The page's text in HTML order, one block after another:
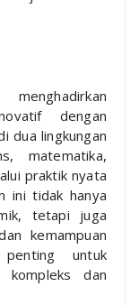
dengan
dua lingkungan
matematika,
praktik nyata
ini tidak hanya
tetapi juga
kemampuan
untuk
kompleks dan